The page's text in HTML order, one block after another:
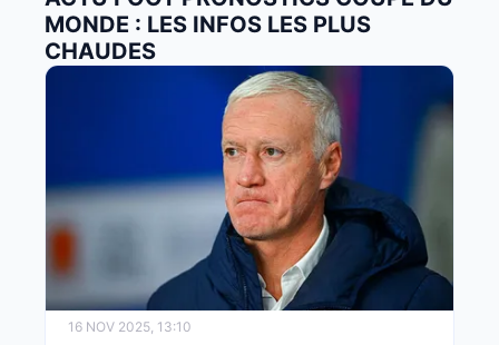
MONDE : LES INFOS LES PLUS
CHAUDES
16 NOV 2025, 13:10